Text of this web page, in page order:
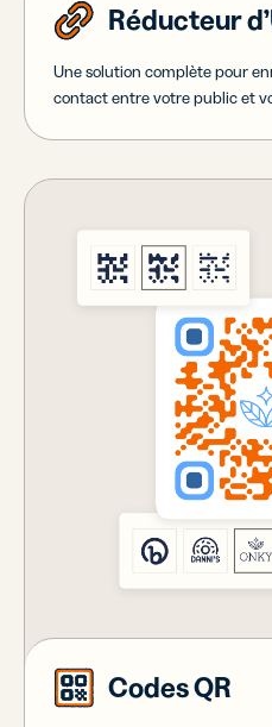
Réducteur
Une solution complète pour
contact entre votre public et
Codes QR